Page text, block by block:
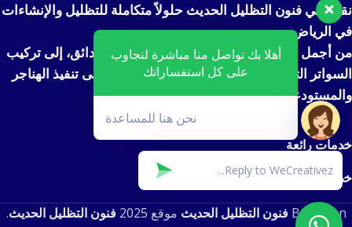
نقدم في فنون التظليل الحديث حلولاً متكاملة للتظليل والإنشاءات
في الرياض.
من أجمل تصاميم مظلات السيارات ومظلات الحدائق، إلى تركيب
السواتر التي توفر الخصوصية والأمان، بالإضافة إلى تنفيذ الهناجر
والمستودعات بأعلى معايير الجودة والمتانة.
خدمات رائعة
خدمات رائعة
Based on فنون التظليل الحديث موقع فنون التظليل الحديث.
أهلا بك تواصل منا مباشرة لنجاوب
على كل استفساراتك
نحن هنا للمساعدة